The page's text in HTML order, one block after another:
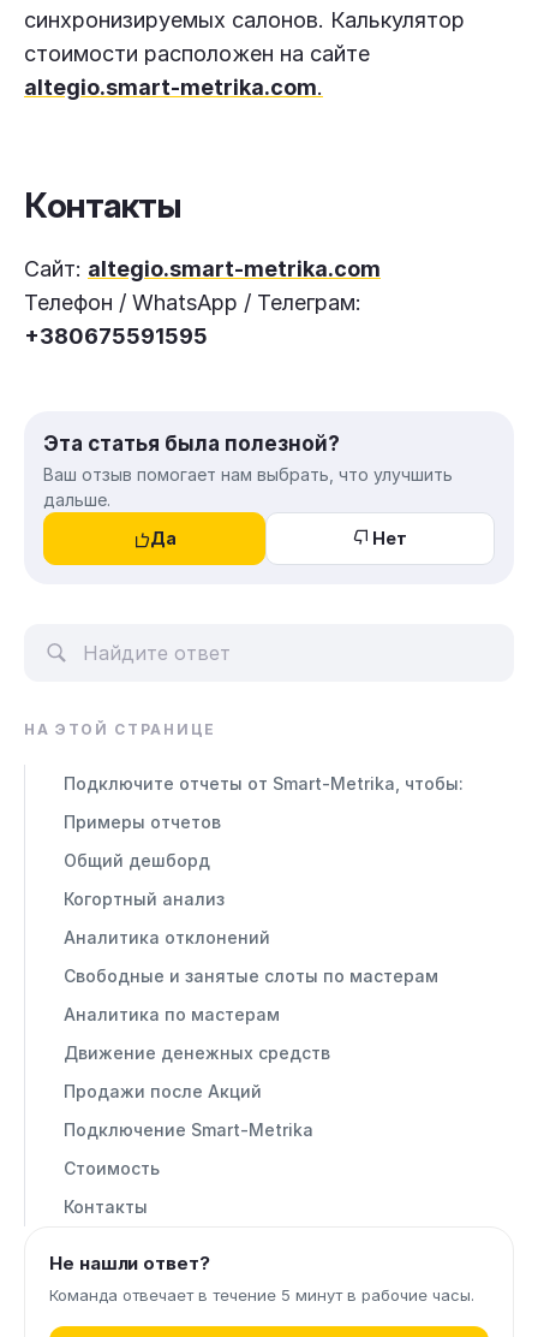
синхронизируемых салонов. Калькулятор
стоимости расположен на сайте
altegio.smart-metrika.com.
Контакты
Сайт: altegio.smart-metrika.com
Телефон / WhatsApp / Телеграм:
+380675591595
Эта статья была полезной?
Ваш отзыв помогает нам выбрать, что улучшить
дальше.
Да
Нет
НА ЭТОЙ СТРАНИЦЕ
Подключите отчеты от Smart-Metrika, чтобы:
Примеры отчетов
Общий дешборд
Когортный анализ
Аналитика отклонений
Свободные и занятые слоты по мастерам
Аналитика по мастерам
Движение денежных средств
Продажи после Акций
Подключение Smart-Metrika
Стоимость
Контакты
Не нашли ответ?
Команда отвечает в течение 5 минут в рабочие часы.